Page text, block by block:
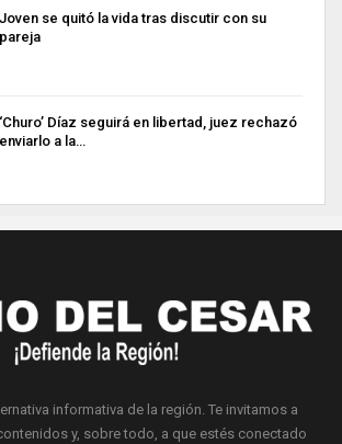
Joven se quitó la vida tras discutir con su
pareja
‘Churo’ Díaz seguirá en libertad, juez rechazó
enviarlo a la…
informativa de la región. Te invitamos a
y, sobre todo, a que estés conectado